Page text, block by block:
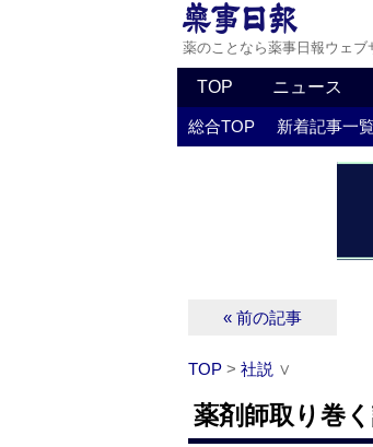
薬のことなら薬事日報ウェブ
TOP ニュース
総合TOP 新着記事一
« 前の記事
TOP > 社説 ∨
薬剤師取り巻